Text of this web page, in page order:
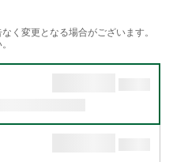
く変更となる場合がございます。